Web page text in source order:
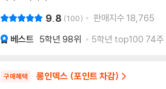
9.8 100 판매지수 18,765
베스트 5학년 98위 5학년 top100 74주
구매혜택 롱인덱스 (포인트 차감)